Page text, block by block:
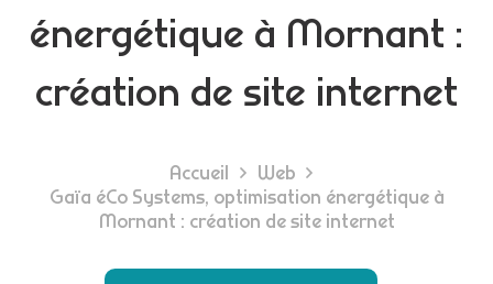
énergétique à Mornant :
création de site internet
Accueil
Web
Gaïa éCo Systems, optimisation énergétique à
Mornant : création de site internet